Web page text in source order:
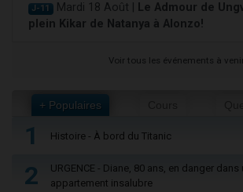
J-11 Mardi 18 Août | Le Admour de
plein Kikar de Natanya à Alonzo!
Voir tous les événements à venir
+ Populaires
1 Histoire - À bord du Titanic
2
URGENCE - Diane, 80 ans, en danger dans
appartement insalubre